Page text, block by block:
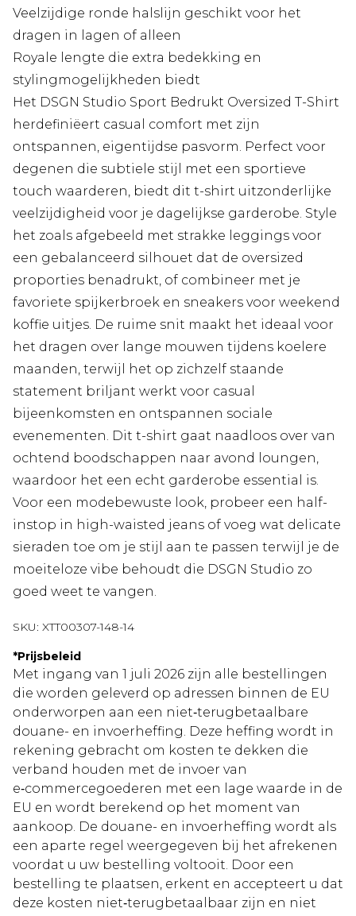
Veelzijdige ronde halslijn geschikt voor het
dragen in lagen of alleen
Royale lengte die extra bedekking en
stylingmogelijkheden biedt
Het DSGN Studio Sport Bedrukt Oversized T-Shirt
herdefiniëert casual comfort met zijn
ontspannen, eigentijdse pasvorm. Perfect voor
degenen die subtiele stijl met een sportieve
touch waarderen, biedt dit t-shirt uitzonderlijke
veelzijdigheid voor je dagelijkse garderobe. Style
het zoals afgebeeld met strakke leggings voor
een gebalanceerd silhouet dat de oversized
proporties benadrukt, of combineer met je
favoriete spijkerbroek en sneakers voor weekend
koffie uitjes. De ruime snit maakt het ideaal voor
het dragen over lange mouwen tijdens koelere
maanden, terwijl het op zichzelf staande
statement briljant werkt voor casual
bijeenkomsten en ontspannen sociale
evenementen. Dit t-shirt gaat naadloos over van
ochtend boodschappen naar avond loungen,
waardoor het een echt garderobe essential is.
Voor een modebewuste look, probeer een half-
instop in high-waisted jeans of voeg wat delicate
sieraden toe om je stijl aan te passen terwijl je de
moeiteloze vibe behoudt die DSGN Studio zo
goed weet te vangen.
SKU: XTT00307-148-14
*Prijsbeleid
Met ingang van 1 juli 2026 zijn alle bestellingen
die worden geleverd op adressen binnen de EU
onderworpen aan een niet‑terugbetaalbare
douane- en invoerheffing. Deze heffing wordt in
rekening gebracht om kosten te dekken die
verband houden met de invoer van
e‑commercegoederen met een lage waarde in de
EU en wordt berekend op het moment van
aankoop. De douane- en invoerheffing wordt als
een aparte regel weergegeven bij het afrekenen
voordat u uw bestelling voltooit. Door een
bestelling te plaatsen, erkent en accepteert u dat
deze kosten niet‑terugbetaalbaar zijn en niet